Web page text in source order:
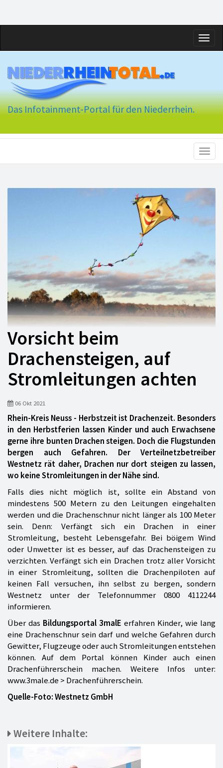
Das Infotainment-Portal für den Niederrhein.
Vorsicht beim
Drachensteigen, auf
Stromleitungen achten
06 Okt 2021
Rhein-Kreis Neuss - Herbstzeit ist Drachenzeit. Besonders
in den Herbstferien lassen Kinder und auch Erwachsene
gerne ihre bunten Drachen steigen. Doch die Flugstunden
bergen auch Gefahren. Der Verteilnetzbetreiber
Westnetz rät daher, Drachen nur dort steigen zu lassen,
wo keine Stromleitungen in der Nähe sind.
Falls dies nicht möglich ist, sollte ein Abstand von
mindestens 500 Metern zu den Leitungen eingehalten
werden und die Drachenschnur nicht länger als 100 Meter
sein. Denn: Verfängt sich ein Drachen in einer
Stromleitung, besteht Lebensgefahr. Bei böigem Wind
oder Unwetter ist es besser, auf das Drachensteigen zu
verzichten. Verfängt sich ein Drachen trotz aller Vorsicht
in einer Stromleitung, sollten die Drachenpiloten auf
keinen Fall versuchen, ihn selbst zu bergen, sondern
Westnetz unter der Telefonnummer 0800 4112244
informieren.
Über das Bildungsportal 3malE erfahren Kinder, wie lang
eine Drachenschnur sein darf und welche Gefahren durch
Gewitter, Flugzeuge oder auch Stromleitungen entstehen
können. Auf dem Portal können Kinder auch einen
Drachenführerschein machen. Weitere Infos unter:
www.3male.de > Drachenführerschein.
Quelle-Foto: Westnetz GmbH
Weitere Inhalte: